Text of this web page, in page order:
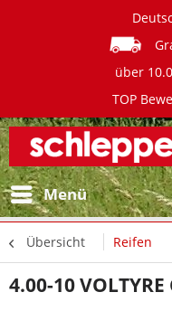
über
TOP
Menü
Übersicht Reifen
4.00-10 VOLTYRE